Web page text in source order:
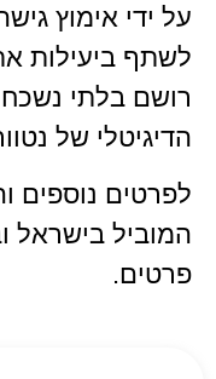
על ידי אימוץ
לשתף ביעילות
רושם בלתי
הדיגיטלי של
לפרטים נוספים
המוביל בישראל
פרטים.